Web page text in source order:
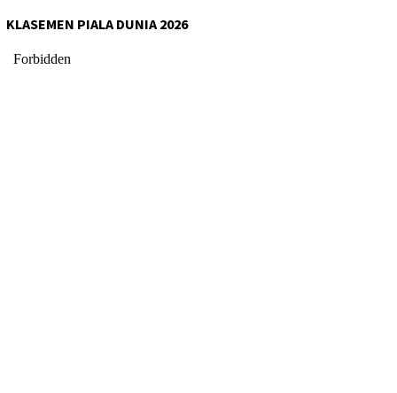
KLASEMEN PIALA DUNIA 2026